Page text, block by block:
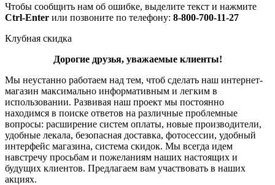
Чтобы сообщить нам об ошибке, выделите текст и нажмите
Ctrl-Enter или позвоните по телефону: 8-800-700-11-27
Клубная скидка
Дорогие друзья, уважаемые клиенты!
Мы неустанно работаем над тем, чтоб сделать наш интернет-
магазин максимально информативным и легким в
использовании. Развивая наш проект мы постоянно
находимся в поиске ответов на различные проблемные
вопросы: расширение систем оплаты, новые производители,
удобные лекала, безопасная доставка, фотосессии, удобный
интерфейс магазина, система скидок. Мы всегда идем
навстречу просьбам и пожеланиям наших настоящих и
будущих клиентов. Предлагаем вам участвовать в наших
акциях.